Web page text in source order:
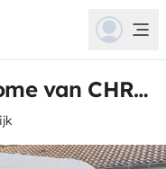
Halfintegraal mobilhome van CHRISTIAN